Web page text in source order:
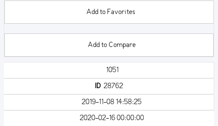
Add to Favorites
Add to Compare
1051
ID28762
2019-11-08 14:58:25
2020-02-16 00:00:00